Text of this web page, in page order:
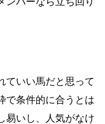
ていい馬だと思って
で条件的に合うとは
易いし、人気がなけ